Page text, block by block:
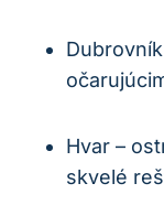
Hvar –
skvelé